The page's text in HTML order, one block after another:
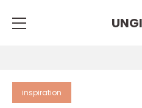
inspiration